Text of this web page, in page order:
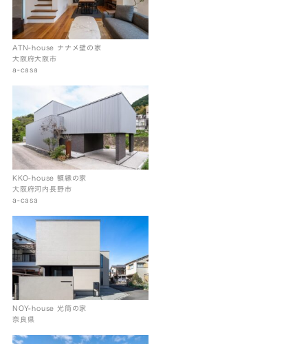
ATN-house ナナメ壁の家
大阪府大阪市
a-casa
KKO-house 額縁の家
大阪府河内長野市
a-casa
NOY-house 光筒の家
奈良県